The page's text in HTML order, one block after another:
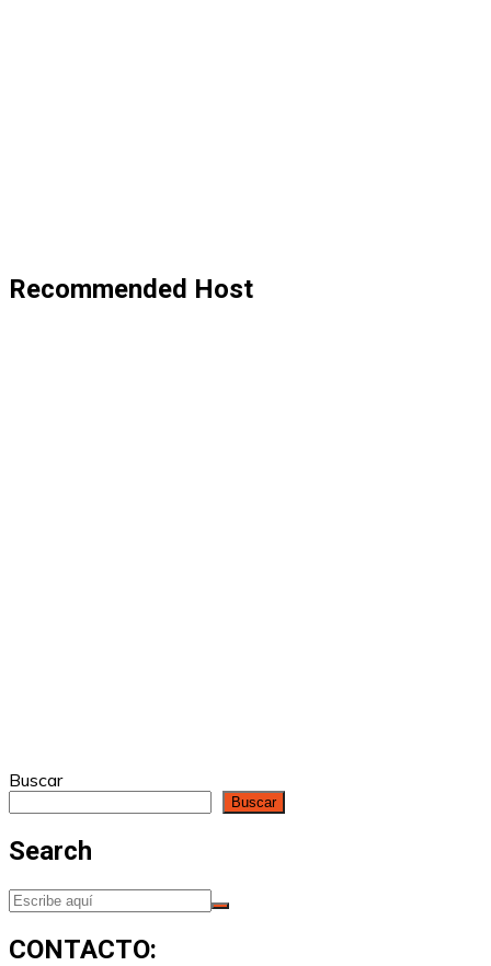
Recommended Host
Buscar
Buscar
Search
CONTACTO: